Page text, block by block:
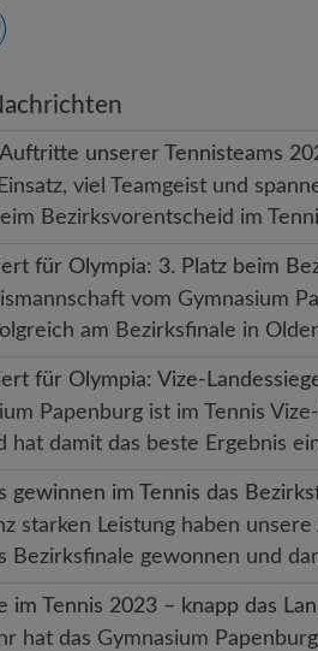
unserer Tennisteams
viel Teamgeist und
Bezirksvorentscheid im
für Olympia: 3. Platz beim
vom Gymnasium
am Bezirksfinale in
für Olympia: Vize-
Papenburg ist im Tennis
hat damit das beste Ergebnis
gewinnen im Tennis das
starken Leistung haben
Bezirksfinale gewonnen und
im Tennis 2023 – knapp das
hat das Gymnasium